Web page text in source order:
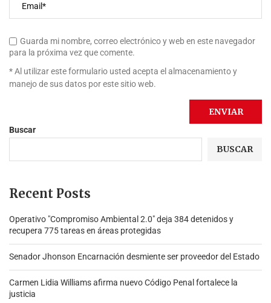
Guarda mi nombre, correo electrónico y web en este navegador
para la próxima vez que comente.
* Al utilizar este formulario usted acepta el almacenamiento y
manejo de sus datos por este sitio web.
Buscar
BUSCAR
Recent Posts
Operativo "Compromiso Ambiental 2.0″ deja 384 detenidos y
recupera 775 tareas en áreas protegidas
Senador Jhonson Encarnación desmiente ser proveedor del Estado
Carmen Lidia Williams afirma nuevo Código Penal fortalece la
justicia